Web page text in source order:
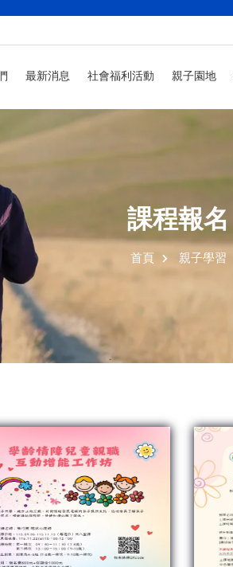
最新消息 社會福利活動 親子園地
課程報名
首頁 親子學習